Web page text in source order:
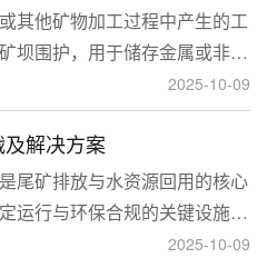
其他矿物加工过程中产生的工
坝围护，用于储存金属或非金
括尾矿处理系统、排水系统和
可分为山谷型、山坡型、平地
2025-10-09
解决方案
尾矿排放与水资源回用的核心
运行与环保合规的关键设施。
细、水量大、化学活性强等特
2025-10-09